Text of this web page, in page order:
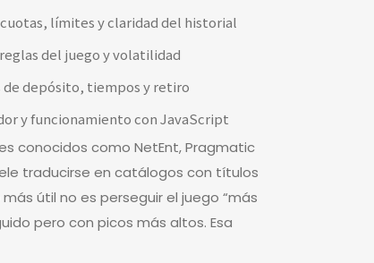
límites y claridad del historial
del juego y volatilidad
de depósito, tiempos y retiro
y funcionamiento con JavaScript
conocidos como NetEnt, Pragmatic
traducirse en catálogos con títulos
útil no es perseguir el juego “más
pero con picos más altos. Esa